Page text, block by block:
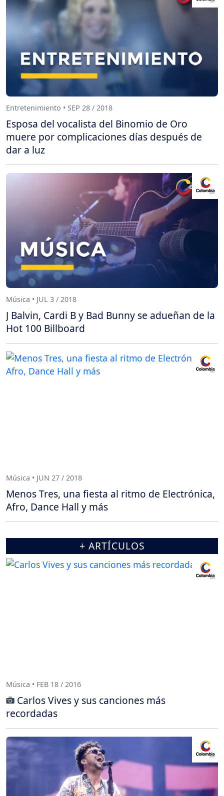
Entretenimiento • SEP 28 / 2018
Esposa del vocalista del Binomio de Oro
muere por complicaciones días después de
dar a luz
Música • JUL 3 / 2018
J Balvin, Cardi B y Bad Bunny se adueñan de la
Hot 100 Billboard
Música • JUN 27 / 2018
Menos Tres, una fiesta al ritmo de Electrónica,
Afro, Dance Hall y más
+ ARTÍCULOS
Música • FEB 18 / 2016
Carlos Vives y sus canciones más
recordadas